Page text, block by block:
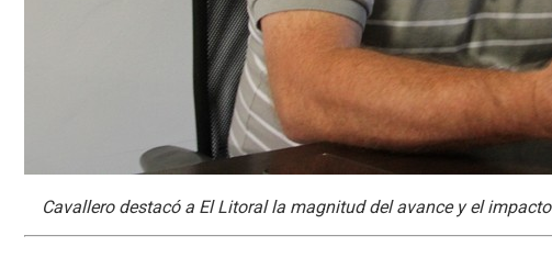
Cavallero destacó a El Litoral la magnitud del avance y el